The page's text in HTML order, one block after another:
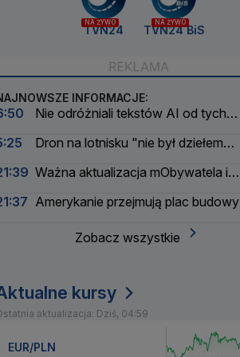
NA ŻYWO
TVN24
NA ŻYWO
TVN24 BiS
INFORMACJE:
Nie odróżniali tekstów AI od tych
Dron na lotnisku "nie był dziełem
Ważna aktualizacja mObywatela i
Amerykanie przejmują plac budowy
Zobacz wszystkie
kursy
aktualizacja: Dziś, 04:59
EUR/PLN